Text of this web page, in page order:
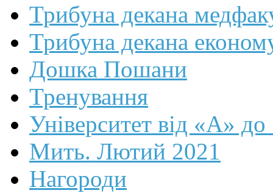
Трибуна декана
Трибуна декана
Дошка Пошани
Тренування
Університет від «А»
Мить. Лютий 2021
Нагороди